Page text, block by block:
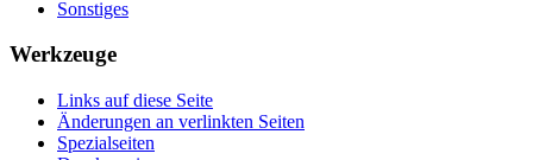
Sonstiges
Werkzeuge
Links auf diese Seite
Änderungen an verlinkten Seiten
Spezialseiten